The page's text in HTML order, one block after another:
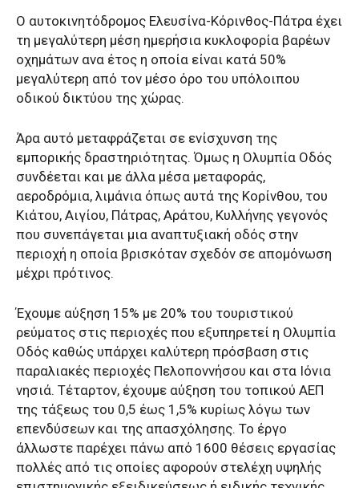
Ο αυτοκινητόδρομος Ελευσίνα-Κόρινθος-Πάτρα έχει
τη μεγαλύτερη μέση ημερήσια κυκλοφορία βαρέων
οχημάτων ανα έτος η οποία είναι κατά 50%
μεγαλύτερη από τον μέσο όρο του υπόλοιπου
οδικού δικτύου της χώρας.
Άρα αυτό μεταφράζεται σε ενίσχυνση της
εμπορικής δραστηριότητας. Όμως η Ολυμπία Οδός
συνδέεται και με άλλα μέσα μεταφοράς,
αεροδρόμια, λιμάνια όπως αυτά της Κορίνθου, του
Κιάτου, Αιγίου, Πάτρας, Αράτου, Κυλλήνης γεγονός
που συνεπάγεται μια αναπτυξιακή οδός στην
περιοχή η οποία βρισκόταν σχεδόν σε απομόνωση
μέχρι πρότινος.
Έχουμε αύξηση 15% με 20% του τουριστικού
ρεύματος στις περιοχές που εξυπηρετεί η Ολυμπία
Οδός καθώς υπάρχει καλύτερη πρόσβαση στις
παραλιακές περιοχές Πελοποννήσου και στα Ιόνια
νησιά. Τέταρτον, έχουμε αύξηση του τοπικού ΑΕΠ
της τάξεως του 0,5 έως 1,5% κυρίως λόγω των
επενδύσεων και της απασχόλησης. Το έργο
άλλωστε παρέχει πάνω από 1600 θέσεις εργασίας
πολλές από τις οποίες αφορούν στελέχη υψηλής